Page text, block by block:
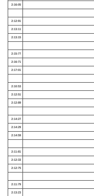
2:16:05
2:12:91
2:13:11
2:13:15
2:15:77
2:16:71
2:17:01
2:10:53
2:12:51
2:12:89
2:14:27
2:14:29
2:14:59
2:11:81
2:12:33
2:12:75
2:11:79
2:13:23